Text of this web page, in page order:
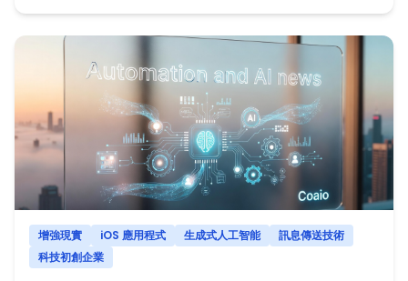
增強現實 iOS 應用程式 生成式人工智能
訊息傳送技術
科技初創企業